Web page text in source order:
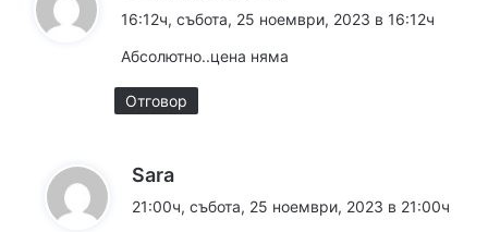
а
16:12ч, събота, 25 ноември, 2023 в 16:12ч
Абсолютно..цена няма
Отговор
Sara
21:00ч, събота, 25 ноември, 2023 в 21:00ч